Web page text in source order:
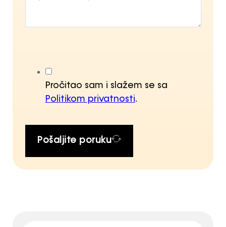
Pročitao sam i slažem se sa
Politikom privatnosti.
Pošaljite poruku